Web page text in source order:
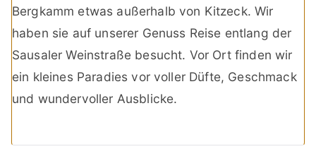
Bergkamm etwas außerhalb von Kitzeck. Wir
haben sie auf unserer Genuss Reise entlang der
Sausaler Weinstraße besucht. Vor Ort finden wir
ein kleines Paradies vor voller Düfte, Geschmack
und wundervoller Ausblicke.